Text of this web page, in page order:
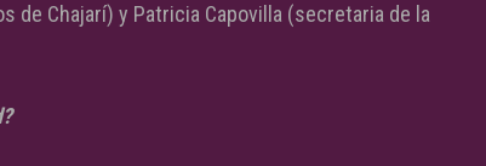
de Chajarí) y Patricia Capovilla (secretaria de la